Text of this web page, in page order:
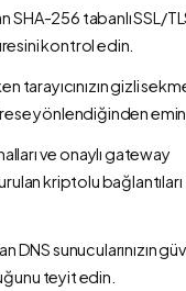
SHA-256 tabanlı SSL/
kontrol edin.
tarayıcınızın gizli
yönlendiğinden emin
ve onaylı gateway
kriptolu bağlantıları
DNS sunucularınızın
teyit edin.